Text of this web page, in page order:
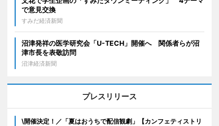
で意見交換
すみだ経済新聞
沼津発祥の医学研究会「U-TECH」開催へ 関係者らが沼
津市長を表敬訪問
沼津経済新聞
プレスリリース
\開催決定！／「夏はおうちで配信観劇」【カンフェティストリ